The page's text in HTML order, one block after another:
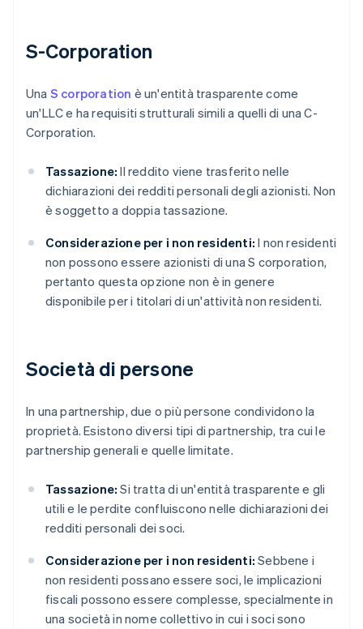
S-Corporation
Una S corporation è un'entità trasparente come
un'LLC e ha requisiti strutturali simili a quelli di una C-
Corporation.
Tassazione: Il reddito viene trasferito nelle
dichiarazioni dei redditi personali degli azionisti. Non
è soggetto a doppia tassazione.
Considerazione per i non residenti: I non residenti
non possono essere azionisti di una S corporation,
pertanto questa opzione non è in genere
disponibile per i titolari di un'attività non residenti.
Società di persone
In una partnership, due o più persone condividono la
proprietà. Esistono diversi tipi di partnership, tra cui le
partnership generali e quelle limitate.
Tassazione: Si tratta di un'entità trasparente e gli
utili e le perdite confluiscono nelle dichiarazioni dei
redditi personali dei soci.
Considerazione per i non residenti: Sebbene i
non residenti possano essere soci, le implicazioni
fiscali possono essere complesse, specialmente in
una società in nome collettivo in cui i soci sono